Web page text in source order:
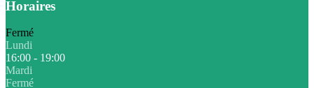
Horaires
Fermé
Lundi
16:00 - 19:00
Mardi
Fermé